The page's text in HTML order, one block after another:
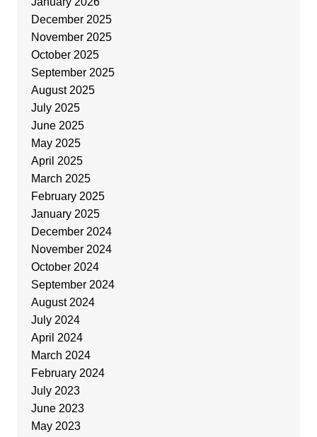
December 2025
November 2025
October 2025
September 2025
August 2025
July 2025
June 2025
May 2025
April 2025
March 2025
February 2025
January 2025
December 2024
November 2024
October 2024
September 2024
August 2024
July 2024
April 2024
March 2024
February 2024
July 2023
June 2023
May 2023